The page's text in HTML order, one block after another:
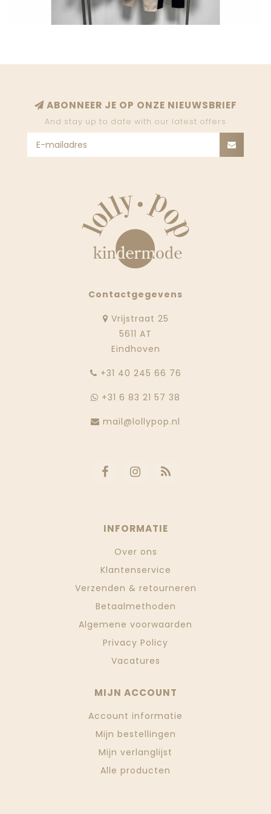
ABONNEER JE OP ONZE NIEUWSBRIEF
And stay up to date with our latest offers
Contactgegevens
Vrijstraat 25
5611 AT
Eindhoven
‭+31 40 245 66 76
+31 6 83 21 57 38
mail@lollypop.nl
INFORMATIE
Over ons
Klantenservice
Verzenden & retourneren
Betaalmethoden
Algemene voorwaarden
Privacy Policy
Vacatures
MIJN ACCOUNT
Account informatie
Mijn bestellingen
Mijn verlanglijst
Alle producten